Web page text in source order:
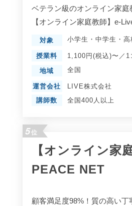
ベテラン級のオンライン家
【オンライン家庭教師】e-
対象 小学生 ・ 中学生 ・ 高
授業料 1,100円(税込)〜／1
地域 全国
運営会社
LIVE株式会社
講師数
全国400人以上
5位
【オンライン家
PEACE NET
顧客満足度98%！質の高い丁